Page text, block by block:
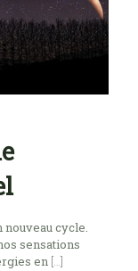
nouveau cycle.
sensations
en […]